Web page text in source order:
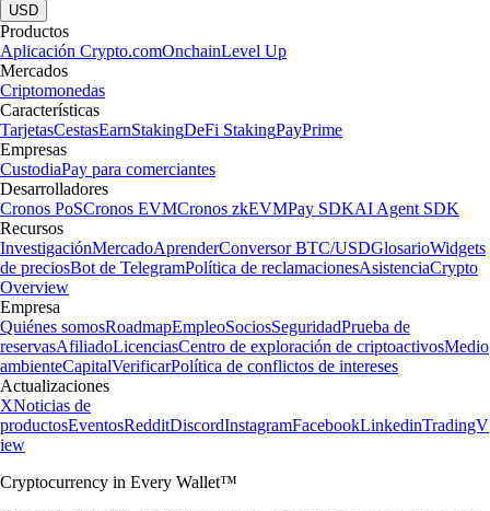
USD
Productos
Aplicación Crypto.comOnchainLevel Up
Mercados
Criptomonedas
Características
TarjetasCestasEarnStakingDeFi StakingPayPrime
Empresas
CustodiaPay para comerciantes
Desarrolladores
Cronos PoSCronos EVMCronos zkEVMPay SDKAI Agent SDK
Recursos
InvestigaciónMercadoAprenderConversor BTC/USDGlosarioWidgets
de preciosBot de TelegramPolítica de reclamacionesAsistenciaCrypto
Overview
Empresa
Quiénes somosRoadmapEmpleoSociosSeguridadPrueba de
reservasAfiliadoLicenciasCentro de exploración de criptoactivosMedio
ambienteCapitalVerificarPolítica de conflictos de intereses
Actualizaciones
XNoticias de
productosEventosRedditDiscordInstagramFacebookLinkedinTradingV
iew
Cryptocurrency in Every Wallet™